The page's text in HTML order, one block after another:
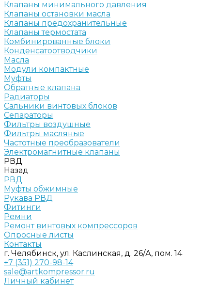
Клапаны минимального давления
Клапаны остановки масла
Клапаны предохранительные
Клапаны термостата
Комбинированные блоки
Конденсатоотводчики
Масла
Модули компактные
Муфты
Обратные клапана
Радиаторы
Сальники винтовых блоков
Сепараторы
Фильтры воздушные
Фильтры масляные
Частотные преобразователи
Электромагнитные клапаны
РВД
Назад
РВД
Муфты обжимные
Рукава РВД
Фитинги
Ремни
Ремонт винтовых компрессоров
Опросные листы
Контакты
г. Челябинск, ул. Каслинская, д. 26/А, пом. 14
+7 (351) 270-98-14
sale@artkompressor.ru
Личный кабинет